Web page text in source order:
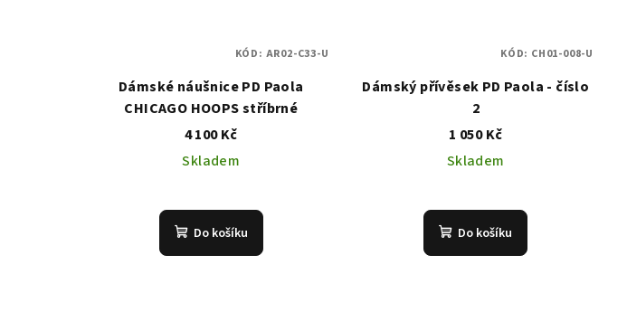
Dámské náušnice PD Paola
CHICAGO HOOPS stříbrné
4 100 Kč
Skladem
Do košíku
KÓD: AR02-C33-U
Dámský přívěsek PD Paola - číslo
2
1 050 Kč
Skladem
Do košíku
KÓD: CH01-008-U